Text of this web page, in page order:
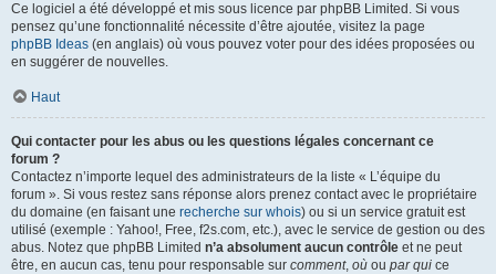
Ce logiciel a été développé et mis sous licence par phpBB Limited. Si vous
pensez qu’une fonctionnalité nécessite d’être ajoutée, visitez la page
phpBB Ideas (en anglais) où vous pouvez voter pour des idées proposées ou
en suggérer de nouvelles.
Haut
Qui contacter pour les abus ou les questions légales concernant ce
forum ?
Contactez n’importe lequel des administrateurs de la liste « L’équipe du
forum ». Si vous restez sans réponse alors prenez contact avec le propriétaire
du domaine (en faisant une recherche sur whois) ou si un service gratuit est
utilisé (exemple : Yahoo!, Free, f2s.com, etc.), avec le service de gestion ou des
abus. Notez que phpBB Limited n’a absolument aucun contrôle et ne peut
être, en aucun cas, tenu pour responsable sur comment, où ou par qui ce